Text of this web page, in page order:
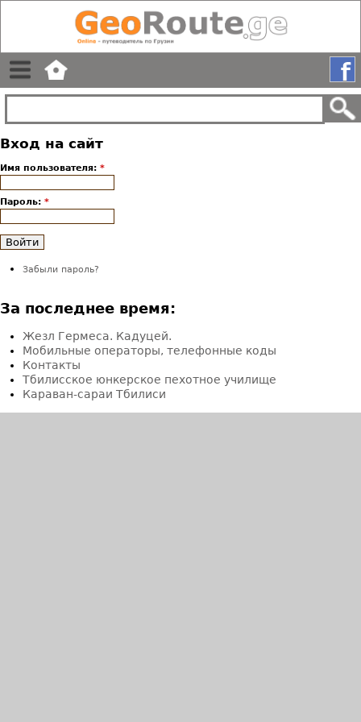
Вход на сайт
Имя пользователя: *
Пароль: *
Забыли пароль?
За последнее время:
Жезл Гермеса. Кадуцей.
Мобильные операторы, телефонные коды
Контакты
Тбилисское юнкерское пехотное училище
Караван-сараи Тбилиси